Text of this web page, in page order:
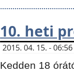
10. heti
2015. 04. 15. -
Kedden 18